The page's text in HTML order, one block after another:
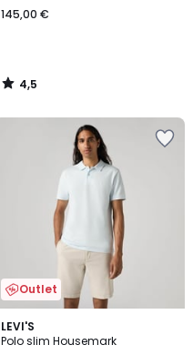
145,00 €
4,5
/
Outlet
LEVI'S
Polo slim Housemark
5
/